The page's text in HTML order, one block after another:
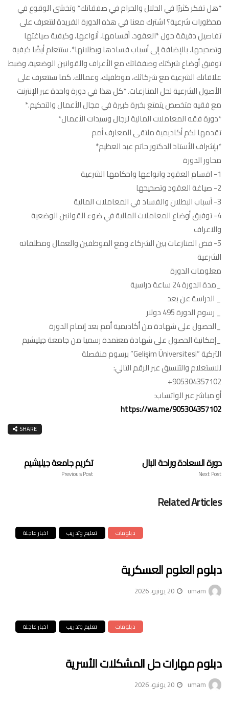
المالية
لرجال
وسيدات
الأعمال
مغلقة
*هل تفكر كثيرًا في الحلال والحرام في صفقاتك* وتخشى الوقوع في
محظورات شرعية؟ اشترك معنا في هذه الدورة الفريدة لتتعرف على
تفاصيل دقيقة حول *العقود، أقسامها، أنواعها، وكيفية صياغتها
وتصحيحها، بالإضافة إلى أسباب فسادها وبطلانها*. ستتعلم أيضًا كيفية
توفيق أوضاع شركتك وصفقاتك مع الأعراف والقوانين الوضعية، وضبط
علاقاتك الشرعية مع شركائك، موظفيك، وعمالك. كما ستتعرف على
الأصول الشرعية لحل المنازعات. *كل هذا في دورة واحدة عبر الإنترنت
مع فقيه متخصص يتمتع بخبرة كبيرة في مجال الأعمال والتحكيم.*
*دورة فقه المعاملات المالية لرجال وسيدات الأعمال*
تقدمها لكم أكاديمية ملتقى المعارف أمم
*بإشراف الأستاذ الدكتور حاتم عبد العظيم*
محاور الدورة
1- اقسام العقود وانواعها واحكامها الشرعية
2- صياغة العقود وتصحيحها
3- أسباب البطلان والفساد في المعاملات المالية
4- توفيق أوضاع المعاملات المالية في ضوء القوانين الوضعية
والاعراف
5- فض المنازعات بين الشركاء ومع الموظفين والعمال ومطلقاته
الشرعية
معلومات الدورة
_مدة الدورة 24 ساعة دراسية
_ الدراسة عن بعد
_ رسوم الدورة 495 دولار
_الحصول على شهادة من أكاديمية أمم بعد إتمام الدورة
_إمكانية الحصول على شهادة معتمدة رسميا من جامعة جيليشيم
التركية “Gelişim Üniversitesi” برسوم منفصلة
للاستعلام والتنسيق عبر الرقم التالي:
905304357102+
أو مباشر عبر الواتساب:
https://wa.me/905304357102
SHARE
تكريم جامعة جيليشيم
Previous Post
دورة السعادة وراحة البال
Next Post
Related Articles
اخبار عاجلة تعليم وتدريب دبلومات
دبلوم العلوم العسكرية
umam 20 يونيو، 2026
اخبار عاجلة تعليم وتدريب دبلومات
دبلوم مهارات حل المشكلات الأسرية
umam 20 يونيو، 2026